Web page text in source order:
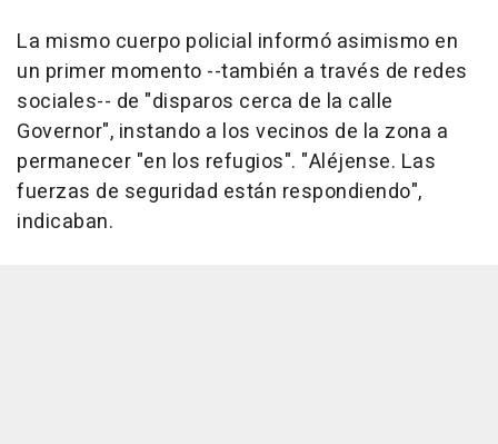
La mismo cuerpo policial informó asimismo en
un primer momento --también a través de redes
sociales-- de "disparos cerca de la calle
Governor", instando a los vecinos de la zona a
permanecer "en los refugios". "Aléjense. Las
fuerzas de seguridad están respondiendo",
indicaban.